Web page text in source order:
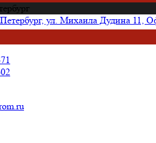
ул. Михаила Дудина 11,